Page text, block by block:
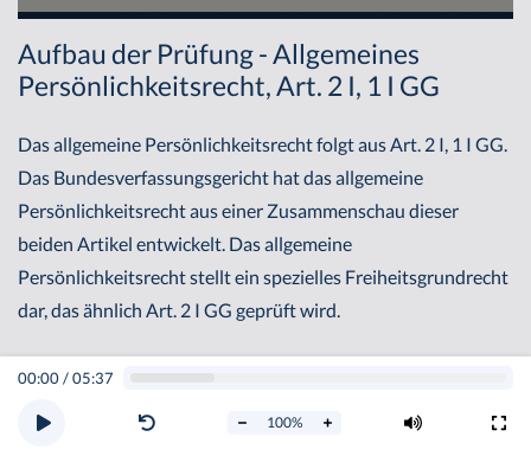
00:00/05:37
100%
Aufbau der Prüfung - Allgemeines
Persönlichkeitsrecht, Art. 2 I, 1 I GG
Das allgemeine Persönlichkeitsrecht folgt aus Art. 2 I, 1 I GG.
Das Bundesverfassungsgericht hat das allgemeine
Persönlichkeitsrecht aus einer Zusammenschau dieser
beiden Artikel entwickelt. Das allgemeine
Persönlichkeitsrecht stellt ein spezielles Freiheitsgrundrecht
dar, das ähnlich Art. 2 I GG geprüft wird.
I. Schutzbereich
1. Persönlich